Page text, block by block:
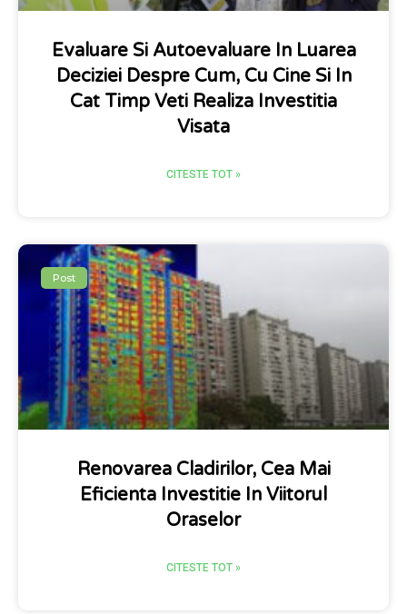
Evaluare Si Autoevaluare In Luarea
Deciziei Despre Cum, Cu Cine Si In
Cat Timp Veti Realiza Investitia
Visata
CITESTE TOT »
Post
Renovarea Cladirilor, Cea Mai
Eficienta Investitie In Viitorul
Oraselor
CITESTE TOT »